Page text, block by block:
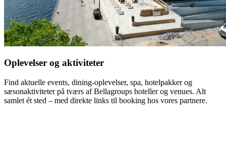
Oplevelser og aktiviteter
Find aktuelle events, dining-oplevelser, spa, hotelpakker og
sæsonaktiviteter på tværs af Bellagroups hoteller og venues. Alt
samlet ét sted – med direkte links til booking hos vores partnere.